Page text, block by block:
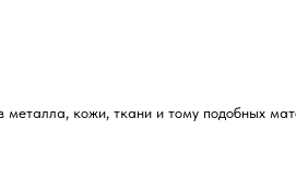
металла, кожи, ткани и тому подобных